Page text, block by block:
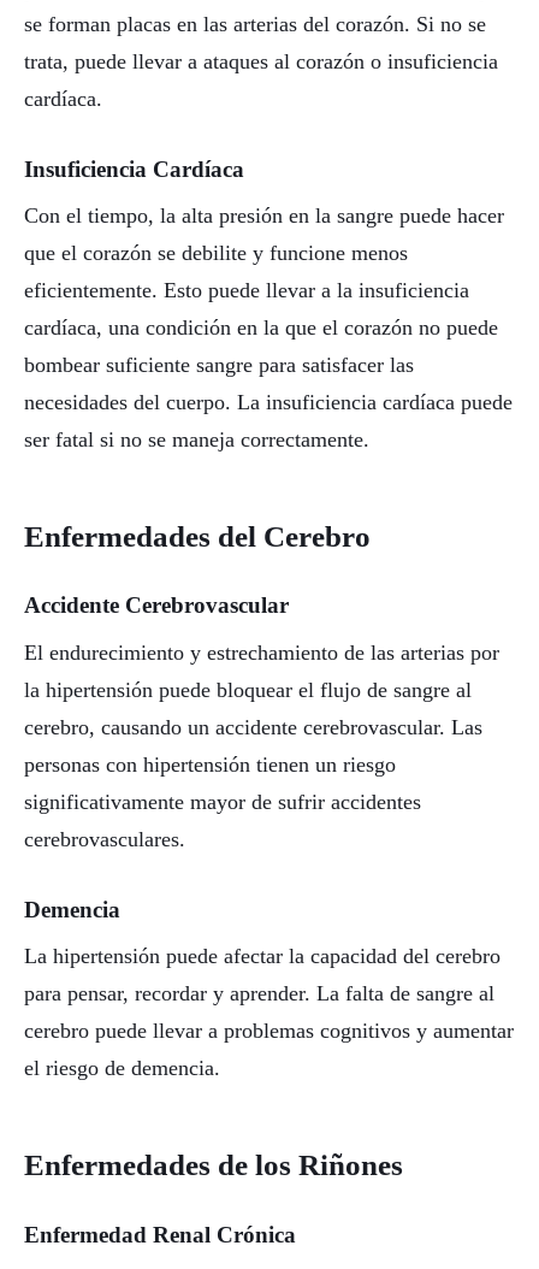
se forman placas en las arterias del corazón. Si no se
trata, puede llevar a ataques al corazón o insuficiencia
cardíaca.
Insuficiencia Cardíaca
Con el tiempo, la alta presión en la sangre puede hacer
que el corazón se debilite y funcione menos
eficientemente. Esto puede llevar a la insuficiencia
cardíaca, una condición en la que el corazón no puede
bombear suficiente sangre para satisfacer las
necesidades del cuerpo. La insuficiencia cardíaca puede
ser fatal si no se maneja correctamente.
Enfermedades del Cerebro
Accidente Cerebrovascular
El endurecimiento y estrechamiento de las arterias por
la hipertensión puede bloquear el flujo de sangre al
cerebro, causando un accidente cerebrovascular. Las
personas con hipertensión tienen un riesgo
significativamente mayor de sufrir accidentes
cerebrovasculares.
Demencia
La hipertensión puede afectar la capacidad del cerebro
para pensar, recordar y aprender. La falta de sangre al
cerebro puede llevar a problemas cognitivos y aumentar
el riesgo de demencia.
Enfermedades de los Riñones
Enfermedad Renal Crónica